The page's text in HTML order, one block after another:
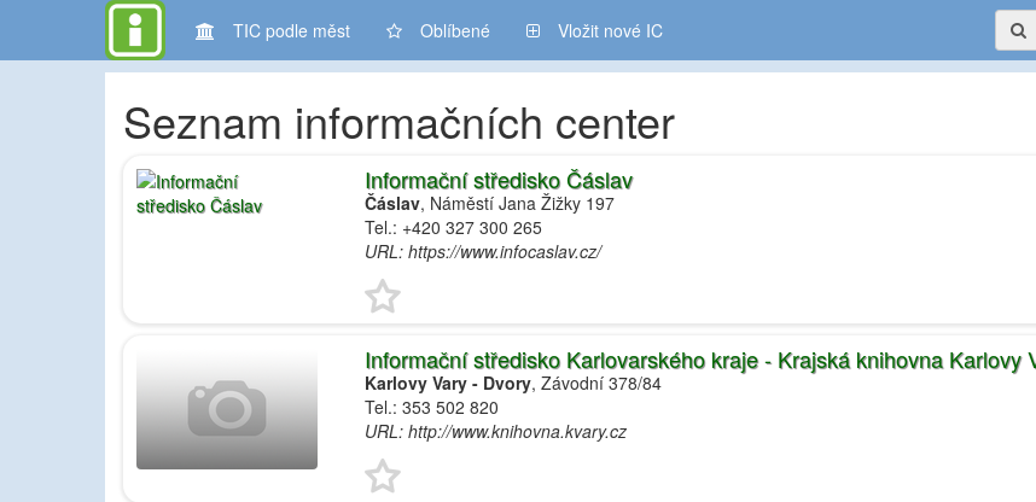
TIC podle měst Oblíbené Vložit nové IC
Seznam informačních center
Informační středisko Čáslav
Čáslav, Náměstí Jana Žižky 197
Tel.: +420 327 300 265
URL: https://www.infocaslav.cz/
Informační středisko Karlovarského kraje - Krajská knihovna Karlovy
Karlovy Vary - Dvory, Závodní 378/84
Tel.: 353 502 820
URL: http://www.knihovna.kvary.cz